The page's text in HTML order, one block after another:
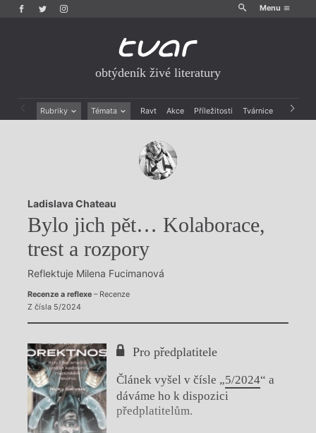
Menu
obtýdeník živé literatury
Rubriky Témata Ravt Akce Příležitosti Tvárnice Archiv
Rozhovory
Dokument
Výroční ceny
Ladislava Chateau
Bylo jich pět… Kolaborace,
trest a rozpory
Reflektuje Milena Fucimanová
Recenze a reflexe– Recenze
Z čísla 5/2024
Pro předplatitele
Článek vyšel v čísle „5/2024“ a
dáváme ho k dispozici
předplatitelům.